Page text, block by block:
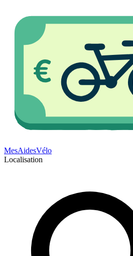
MesAidesVélo
Localisation